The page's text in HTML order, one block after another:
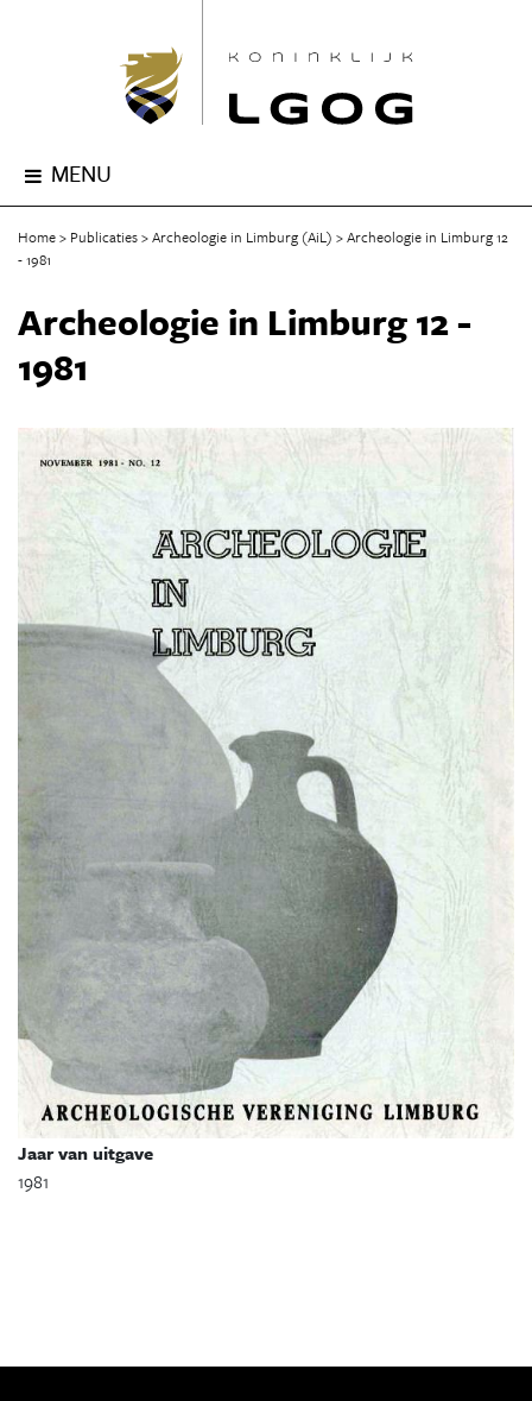
MENU
Home Publicaties Archeologie in Limburg (AiL)
Archeologie in Limburg 12
- 1981
Archeologie in Limburg 12 -
1981
Jaar van uitgave
1981